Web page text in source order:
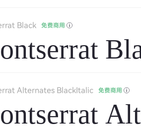
Black 免费商用
Alternates BlackItalic 免费商用